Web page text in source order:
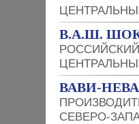
В.А.Ш.
ВАВИ-НЕВА
СЕВЕРО-